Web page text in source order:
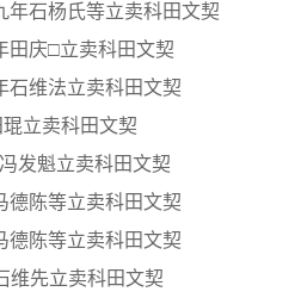
年石杨氏等立卖科田文契
田庆□立卖科田文契
石维法立卖科田文契
立卖科田文契
发魁立卖科田文契
德陈等立卖科田文契
德陈等立卖科田文契
维先立卖科田文契